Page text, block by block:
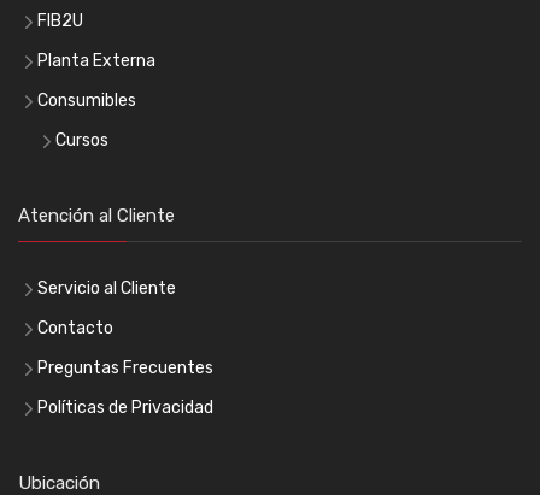
FIB2U
Planta Externa
Consumibles
Cursos
Atención al Cliente
Servicio al Cliente
Contacto
Preguntas Frecuentes
Políticas de Privacidad
Ubicación